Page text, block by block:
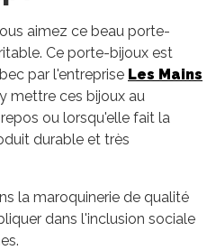
aimez ce beau porte-
Ce porte-bijoux est
par l'entreprise Les Mains
mettre ces bijoux au
ou lorsqu'elle fait la
durable et très
la maroquinerie de qualité
dans l'inclusion sociale